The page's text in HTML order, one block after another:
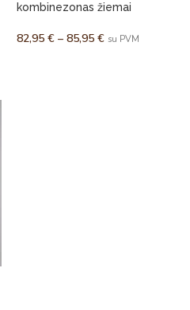
kombinezonas žiemai
82,95 € – 85,95 € su PVM